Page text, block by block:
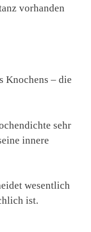
vorhanden
Knochens – die
sehr
innere
wesentlich
ist.